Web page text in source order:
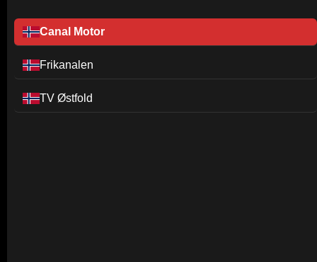
Canal Motor
Frikanalen
TV Østfold